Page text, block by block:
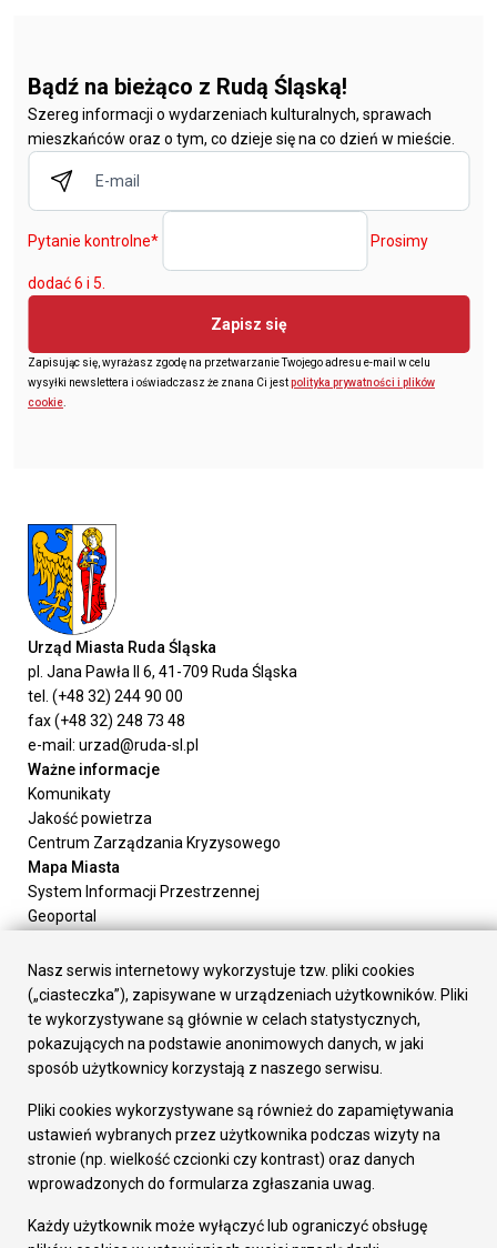
Bądź na bieżąco z Rudą Śląską!
Szereg informacji o wydarzeniach kulturalnych, sprawach
mieszkańców oraz o tym, co dzieje się na co dzień w mieście.
Pytanie kontrolne* Prosimy
dodać 6 i 5.
Zapisz się
Zapisując się, wyrażasz zgodę na przetwarzanie Twojego adresu e-mail w celu
wysyłki newslettera i oświadczasz że znana Ci jestpolityka prywatności i plików
cookie
Urząd Miasta Ruda Śląska
pl. Jana Pawła II 6, 41-709 Ruda Śląska
tel. (+48 32) 244 90 00
fax (+48 32) 248 73 48
e-mail: urzad@ruda-sl.pl
Ważne informacje
Komunikaty
Jakość powietrza
Centrum Zarządzania Kryzysowego
Mapa Miasta
System Informacji Przestrzennej
Geoportal
Załatw sprawę
Prezydent Miasta
Rada Miasta
Wydziały
Elektroniczna Skrzynka Podawcza
Gospodarka
Fundusze europejskie
Środki krajowe
Oferty inwestycyjne
Pozostałe
Nasz serwis internetowy wykorzystuje tzw. pliki cookies
(„ciasteczka”), zapisywane w urządzeniach użytkowników. Pliki
te wykorzystywane są głównie w celach statystycznych,
pokazujących na podstawie anonimowych danych, w jaki
sposób użytkownicy korzystają z naszego serwisu.
Pliki cookies wykorzystywane są również do zapamiętywania
ustawień wybranych przez użytkownika podczas wizyty na
stronie (np. wielkość czcionki czy kontrast) oraz danych
wprowadzonych do formularza zgłaszania uwag.
Każdy użytkownik może wyłączyć lub ograniczyć obsługę